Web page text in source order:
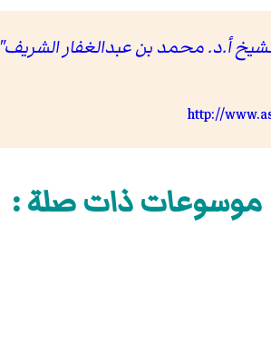
أ.د. محمد بن عبدالغفار الشريف"
http://
موسوعات ذات صلة :